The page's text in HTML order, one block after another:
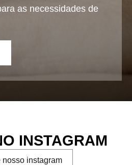
as necessidades de
INSTAGRAM
nosso instagram